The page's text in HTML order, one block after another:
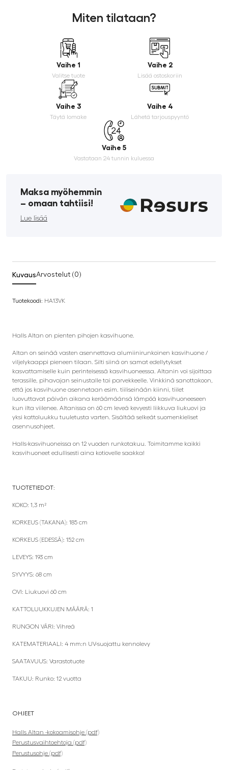
Miten tilataan?
Vaihe 1
Valitse tuote
Vaihe 2
Lisää ostoskoriin
Vaihe 3
Täytä lomake
Vaihe 4
Lähetä tarjouspyyntö
Vaihe 5
Vastataan 24 tunnin kuluessa
Maksa myöhemmin
­– omaan tahtiisi!
Lue lisää
KuvausArvostelut (0)
Tuotekoodi: HA13VK
Halls Altan on pienten pihojen kasvihuone.
Altan on seinää vasten asennettava alumiinirunkoinen kasvihuone /
viljelykaappi pieneen tilaan. Silti siinä on samat edellytykset
kasvattamiselle kuin perinteisessä kasvihuoneessa. Altanin voi sijoittaa
terassille, pihavajan seinustalle tai parvekkeelle. Vinkkinä sanottakoon,
että jos kasvihuone asennetaan esim. tiiliseinään kiinni, tiilet
luovuttavat päivän aikana keräämäänsä lämpöä kasvihuoneeseen
kun ilta viilenee. Altanissa on 60 cm leveä kevyesti liikkuva liukuovi ja
yksi kattoluukku tuuletusta varten. Sisältää selkeät suomenkieliset
asennusohjeet.
Halls-kasvihuoneissa on 12 vuoden runkotakuu. Toimitamme kaikki
kasvihuoneet edullisesti aina kotiovelle saakka!
TUOTETIEDOT:
KOKO: 1,3 m²
KORKEUS (TAKANA): 185 cm
KORKEUS (EDESSÄ): 152 cm
LEVEYS: 193 cm
SYVYYS: 68 cm
OVI: Liukuovi 60 cm
KATTOLUUKKUJEN MÄÄRÄ: 1
RUNGON VÄRI: Vihreä
KATEMATERIAALI: 4 mm:n UV-suojattu kennolevy
SAATAVUUS: Varastotuote
TAKUU: Runko: 12 vuotta
OHJEET
Halls Altan -kokoamisohje (pdf)
Perustusvaihtoehtoja (pdf)
Perustusohje (pdf)